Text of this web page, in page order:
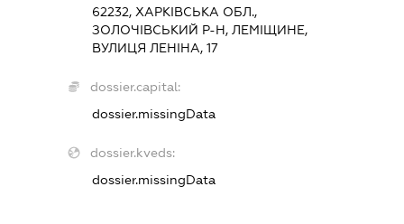
62232, ХАРКІВСЬКА ОБЛ.,
ЗОЛОЧІВСЬКИЙ Р-Н, ЛЕМІЩИНЕ,
ВУЛИЦЯ ЛЕНІНА, 17
dossier.capital:
dossier.missingData
dossier.kveds:
dossier.missingData